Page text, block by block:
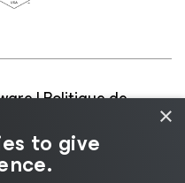
|Politique de
|
de licences
fournisseurs
×
to give